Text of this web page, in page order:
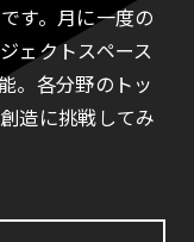
す。月に一度の
ェクトスペース
。各分野のトッ
造に挑戦してみ